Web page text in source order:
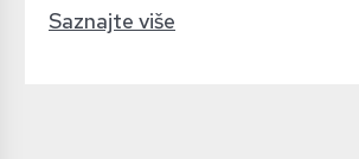
Saznajte više